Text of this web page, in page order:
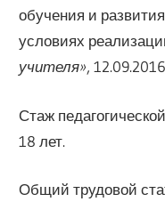
обучения и
условиях
учителя»,
Стаж
18 лет.
Общий трудовой